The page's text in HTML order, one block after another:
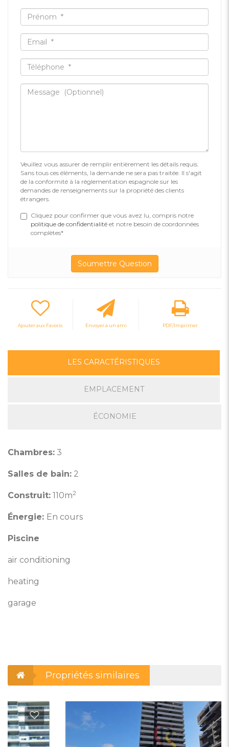
Veuillez vous assurer de remplir entièrement les détails requis.
Sans tous ces éléments, la demande ne sera pas traitée. Il s'agit
de la conformité à la réglementation espagnole sur les
demandes de renseignements sur la propriété des clients
étrangers.
Cliquez pour confirmer que vous avez lu, compris notre
politique de confidentialité et notre besoin de coordonnées
complètes*
Ajouter aux Favoris Envoyer à un ami PDF/Imprimer
LES CARACTÉRISTIQUES
EMPLACEMENT
ÉCONOMIE
Chambres: 3
Salles de bain: 2
Construit: 110m2
Énergie: En cours
Piscine
air conditioning
heating
garage
Propriétés similaires
aux Favoris